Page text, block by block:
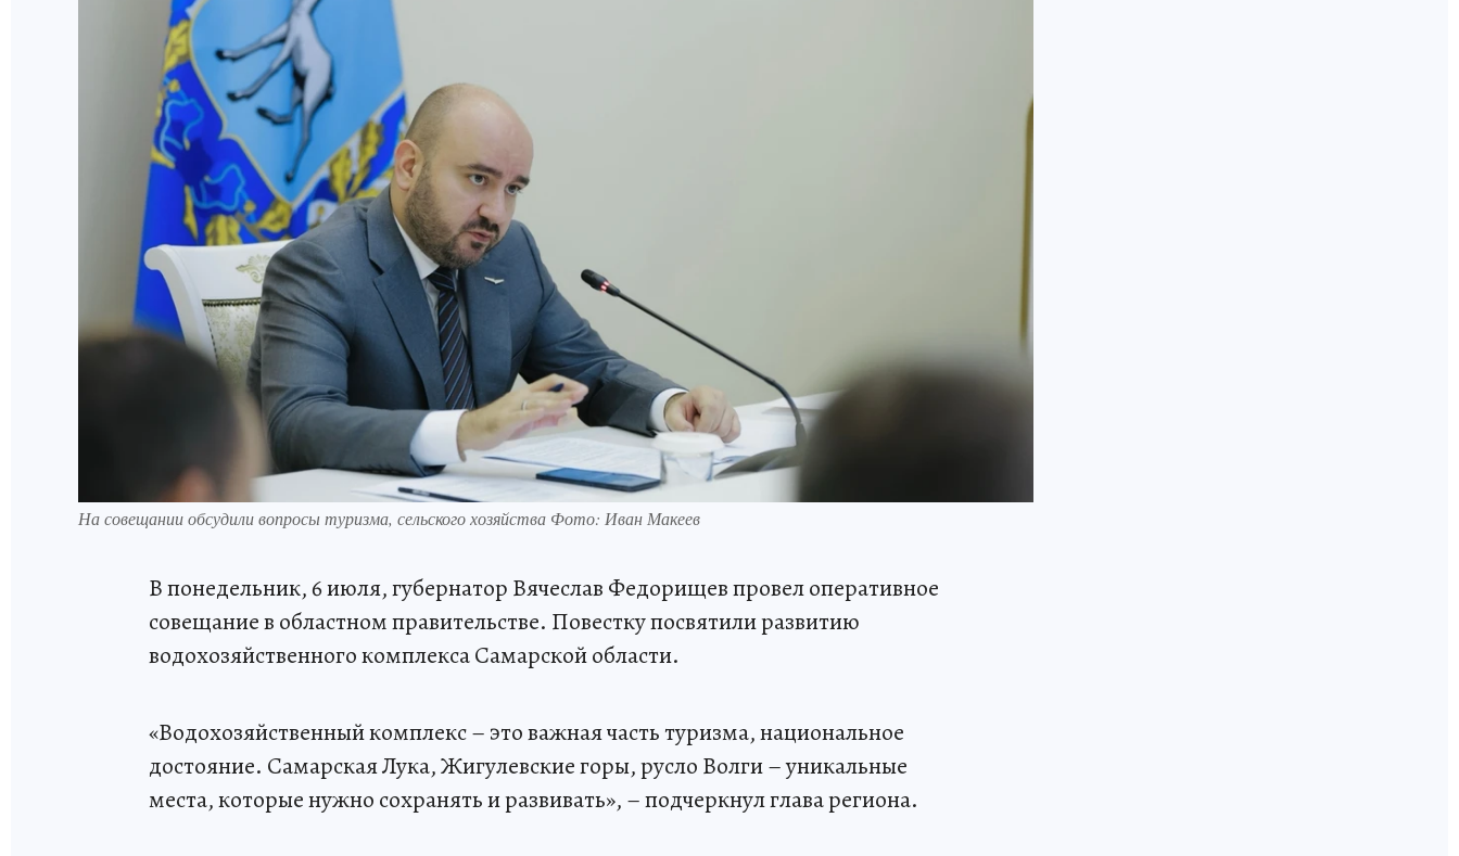
На совещании обсудили вопросы туризма, сельского хозяйства Фото: Иван Макеев
В понедельник, 6 июля, губернатор Вячеслав Федорищев провел оперативное
совещание в областном правительстве. Повестку посвятили развитию
водохозяйственного комплекса Самарской области.
«Водохозяйственный комплекс – это важная часть туризма, национальное
достояние. Самарская Лука, Жигулевские горы, русло Волги – уникальные
места, которые нужно сохранять и развивать», – подчеркнул глава региона.